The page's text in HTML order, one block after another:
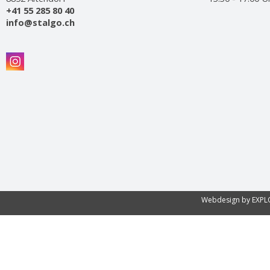
+41 55 285 80 40
info@stalgo.ch
Webdesign by